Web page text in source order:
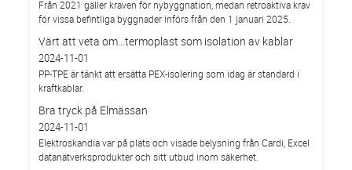
Från 2021 gäller kraven för nybyggnation, medan retroaktiva krav
för vissa befintliga byggnader införs från den 1 januari 2025.
Värt att veta om…termoplast som isolation av kablar
2024-11-01
PP-TPE är tänkt att ersätta PEX-isolering som idag är standard i
kraftkablar.
Bra tryck på Elmässan
2024-11-01
Elektroskandia var på plats och visade belysning från Cardi, Excel
datanätverksprodukter och sitt utbud inom säkerhet.